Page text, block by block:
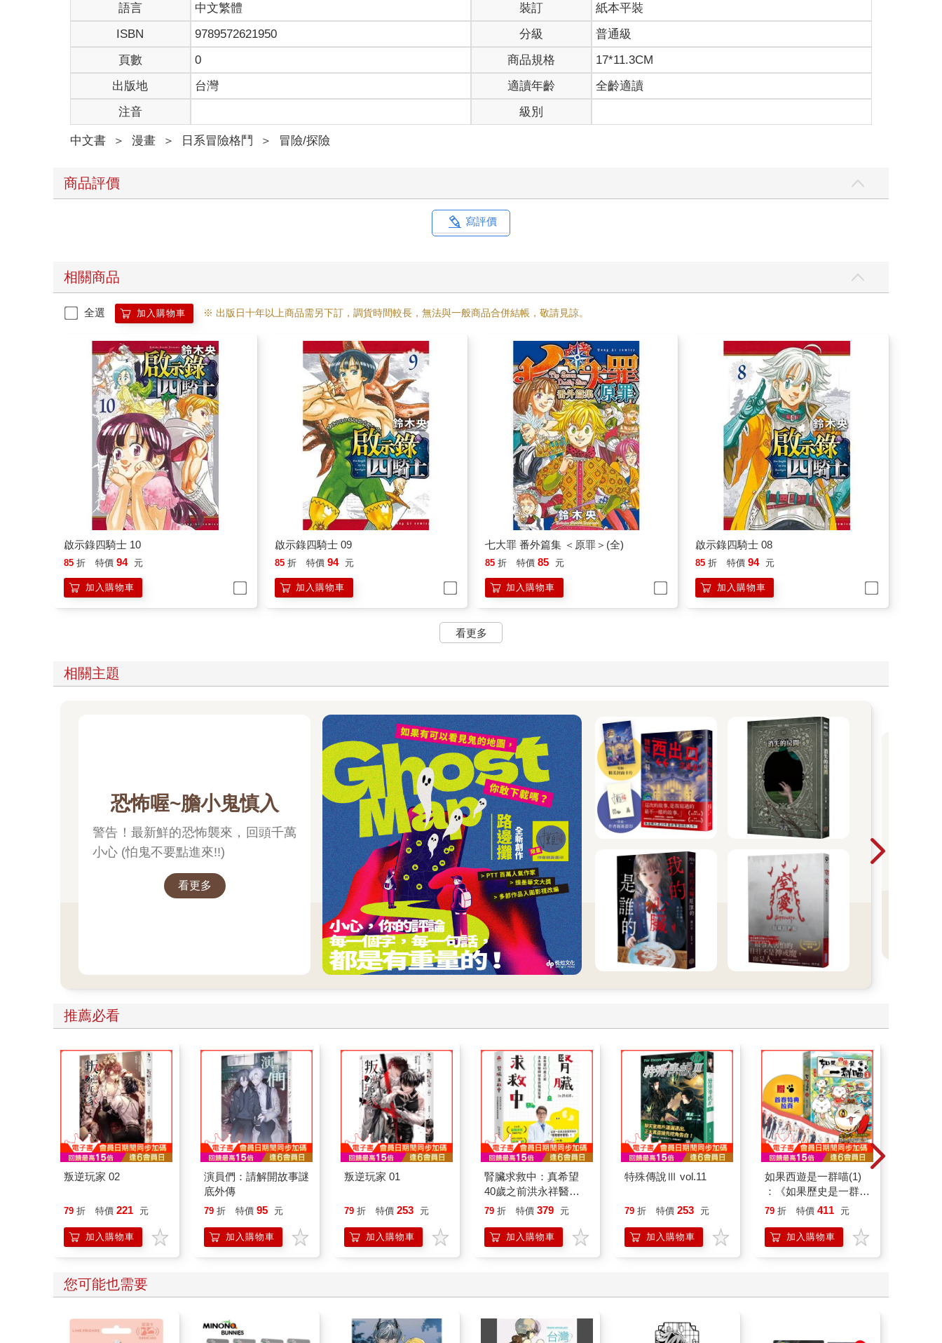
語言 中文繁體 裝訂
紙本平裝
ISBN
9789572621950 分級
普通級
頁數
0 商品規格
17*11.3CM
出版地
台灣 適讀年齡
全齡適讀
注音
級別
中文書 ＞ 漫畫 ＞ 日系冒險格鬥 ＞ 冒險/探險
商品評價
寫評價
相關商品
全選 加入購物車 ※ 出版日十年以上商品需另下訂，調貨時間較長，無法與一般商品合併結帳，敬請見諒。
啟示錄四騎士 10
85 折 特價 94 元
加入購物車
啟示錄四騎士 09
85 折 特價 94 元
加入購物車
七大罪 番外篇集 ＜原罪＞(全)
85 折 特價 85 元
加入購物車
啟示錄四騎士 08
85 折 特價 94 元
加入購物車
看更多
相關主題
恐怖喔~膽小鬼慎入
警告！最新鮮的恐怖襲來，回頭千萬
小心 (怕鬼不要點進來!!)
看更多
推薦必看
叛逆玩家 02
79 折 特價 221 元
加入購物車
演員們：請解開故事謎
底外傳
79 折 特價 95 元
加入購物車
叛逆玩家 01
79 折 特價 253 元
加入購物車
腎臟求救中：真希望
40歲之前洪永祥醫師
就告訴我這些事
79 折 特價 379 元
加入購物車
特殊傳說Ⅲ vol.11
79 折 特價 253 元
加入購物車
如果西遊是一群喵(1)
：《如果歷史是一群
喵》作者最新力作，附
79 折 特價 411 元
加入購物車
您可能也需要